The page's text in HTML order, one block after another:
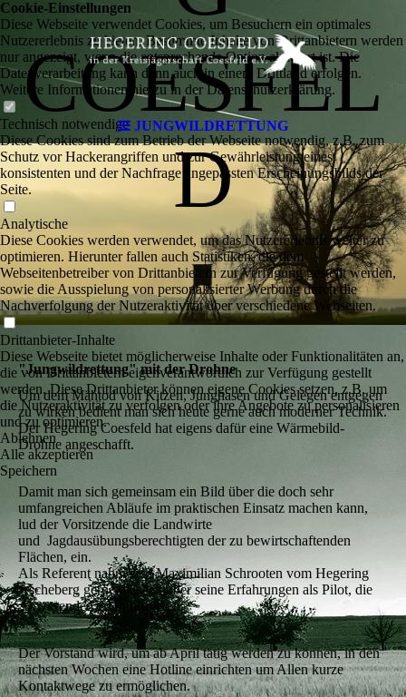
JUNGWILDRETTUNG
COESFEL
D
"Jungwildrettung" mit der Drohne
Um dem Mähtod von Kitzen, Junghasen und Gelegen entgegen
zu wirken bedient man sich heute gerne auch moderner Technik.
Der Hegering Coesfeld hat eigens dafür eine Wärmebild-
Drohne angeschafft.
Damit man sich gemeinsam ein Bild über die doch sehr
umfangreichen Abläufe im praktischen Einsatz machen kann,
lud der Vorsitzende die Landwirte
und Jagdausübungsberechtigten der zu bewirtschaftenden
Flächen, ein.
Als Referent nahm sich Maximilian Schrooten vom Hegering
Ascheberg gerne die Zeit über seine Erfahrungen als Pilot, die
Anwesenden zu informieren.
Der Vorstand wird, um ab April tätig werden zu können, in den
nächsten Wochen eine Hotline einrichten um Allen kurze
Kontaktwege zu ermöglichen.
Cookie-Einstellungen
Diese Webseite verwendet Cookies, um Besuchern ein optimales
Nutzererlebnis zu bieten. Bestimmte Inhalte von Drittanbietern werden
nur angezeigt, wenn die entsprechende Option aktiviert ist. Die
Datenverarbeitung kann dann auch in einem Drittland erfolgen.
Weitere Informationen hierzu in der Datenschutzerklärung.
Technisch notwendige
Diese Cookies sind zum Betrieb der Webseite notwendig, z.B. zum
Schutz vor Hackerangriffen und zur Gewährleistung eines
konsistenten und der Nachfrage angepassten Erscheinungsbilds der
Seite.
Analytische
Diese Cookies werden verwendet, um das Nutzererlebnis weiter zu
optimieren. Hierunter fallen auch Statistiken, die dem
Webseitenbetreiber von Drittanbietern zur Verfügung gestellt werden,
sowie die Ausspielung von personalisierter Werbung durch die
Nachverfolgung der Nutzeraktivität über verschiedene Webseiten.
Drittanbieter-Inhalte
Diese Webseite bietet möglicherweise Inhalte oder Funktionalitäten an,
die von Drittanbietern eigenverantwortlich zur Verfügung gestellt
werden. Diese Drittanbieter können eigene Cookies setzen, z.B. um
die Nutzeraktivität zu verfolgen oder ihre Angebote zu personalisieren
und zu optimieren.
Ablehnen
Alle akzeptieren
Speichern